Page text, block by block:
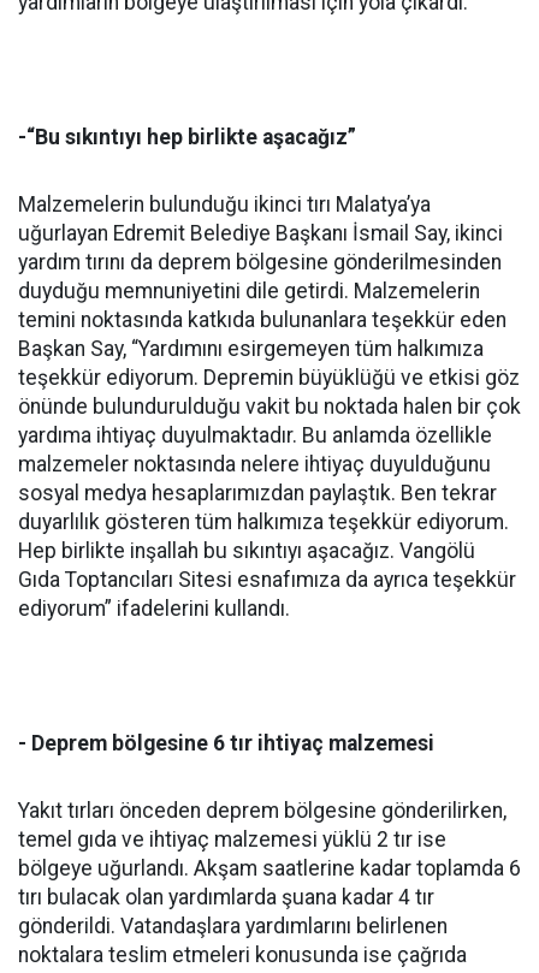
-“Bu sıkıntıyı hep birlikte aşacağız”
Malzemelerin bulunduğu ikinci tırı Malatya’ya
uğurlayan Edremit Belediye Başkanı İsmail Say, ikinci
yardım tırını da deprem bölgesine gönderilmesinden
duyduğu memnuniyetini dile getirdi. Malzemelerin
temini noktasında katkıda bulunanlara teşekkür eden
Başkan Say, “Yardımını esirgemeyen tüm halkımıza
teşekkür ediyorum. Depremin büyüklüğü ve etkisi göz
önünde bulundurulduğu vakit bu noktada halen bir çok
yardıma ihtiyaç duyulmaktadır. Bu anlamda özellikle
malzemeler noktasında nelere ihtiyaç duyulduğunu
sosyal medya hesaplarımızdan paylaştık. Ben tekrar
duyarlılık gösteren tüm halkımıza teşekkür ediyorum.
Hep birlikte inşallah bu sıkıntıyı aşacağız. Vangölü
Gıda Toptancıları Sitesi esnafımıza da ayrıca teşekkür
ediyorum” ifadelerini kullandı.
- Deprem bölgesine 6 tır ihtiyaç malzemesi
Yakıt tırları önceden deprem bölgesine gönderilirken,
temel gıda ve ihtiyaç malzemesi yüklü 2 tır ise
bölgeye uğurlandı. Akşam saatlerine kadar toplamda 6
tırı bulacak olan yardımlarda şuana kadar 4 tır
gönderildi. Vatandaşlara yardımlarını belirlenen
noktalara teslim etmeleri konusunda ise çağrıda